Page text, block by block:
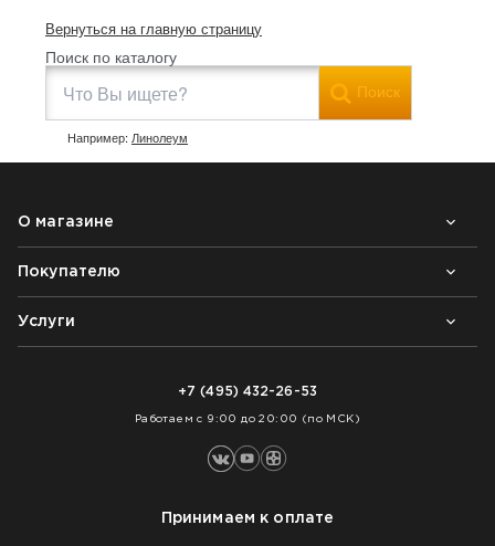
Вернуться на главную страницу
Поиск по каталогу
Поиск
Например: Линолеум
О магазине
Почему выбирают нас
Контакты
Блог
Покупателю
Возврат товара
Как заказать
Услуги
+7 (495) 432-26-53
Работаем с 9:00 до 20:00 (по МСК)
Принимаем к оплате